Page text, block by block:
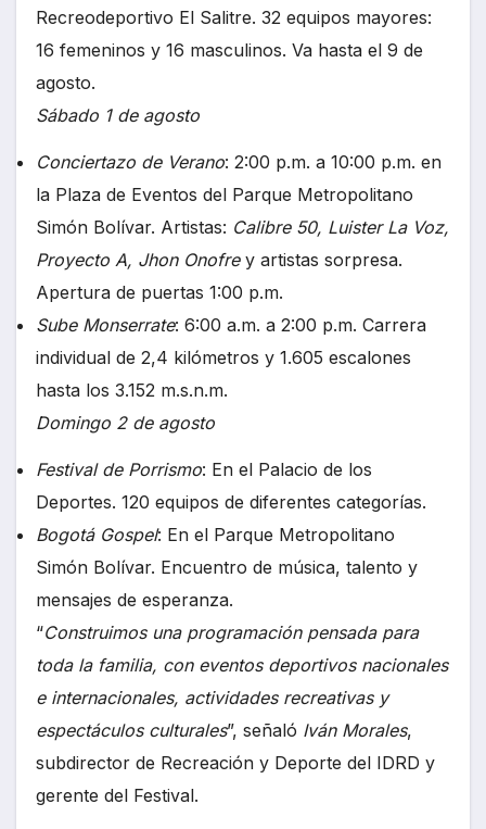
Recreodeportivo El Salitre. 32 equipos mayores:
16 femeninos y 16 masculinos. Va hasta el 9 de
agosto.
Sábado 1 de agosto
Conciertazo de Verano: 2:00 p.m. a 10:00 p.m. en
la Plaza de Eventos del Parque Metropolitano
Simón Bolívar. Artistas: Calibre 50, Luister La Voz,
Proyecto A, Jhon Onofrey artistas sorpresa.
Apertura de puertas 1:00 p.m.
Sube Monserrate: 6:00 a.m. a 2:00 p.m. Carrera
individual de 2,4 kilómetros y 1.605 escalones
hasta los 3.152 m.s.n.m.
Domingo 2 de agosto
Festival de Porrismo: En el Palacio de los
Deportes. 120 equipos de diferentes categorías.
Bogotá Gospel: En el Parque Metropolitano
Simón Bolívar. Encuentro de música, talento y
mensajes de esperanza.
“Construimos una programación pensada para
toda la familia, con eventos deportivos nacionales
e internacionales, actividades recreativas y
espectáculos culturales”, señaló Iván Morales,
subdirector de Recreación y Deporte del IDRD y
gerente del Festival.